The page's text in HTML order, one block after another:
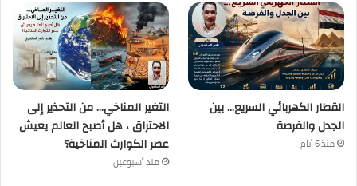
القطار الكهربائي السريع… بين
الجدل والفرصة
منذ 6 أيام
التغير المناخي… من التحذير إلى
الاحتراق ، هل أصبح العالم يعيش
عصر الكوارث المناخية؟
منذ أسبوعين